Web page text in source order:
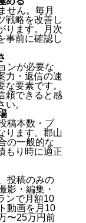
せん。毎月
戦略を改善し
ります。月次
事前に確認し
ンが必要な
力・返信の速
要素です。
頼できると感
。
稿本数・プ
ります。郡山
の一般的な
もり時に適正
投稿のみの
影・編集・
ンで月額10
動画を月10
〜25万円前